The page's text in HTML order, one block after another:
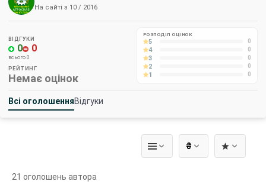
На сайті з 10 / 2016
РЕЙТИНГ
Немає оцінок
ВІДГУКИ
0 0
всього 0
РОЗПОДІЛ ОЦІНОК
5 0
4 0
3 0
2 0
1 0
Всі оголошенняВідгуки
₴
21 оголошень автора